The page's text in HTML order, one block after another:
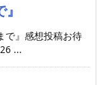
で』感想投稿お待
...